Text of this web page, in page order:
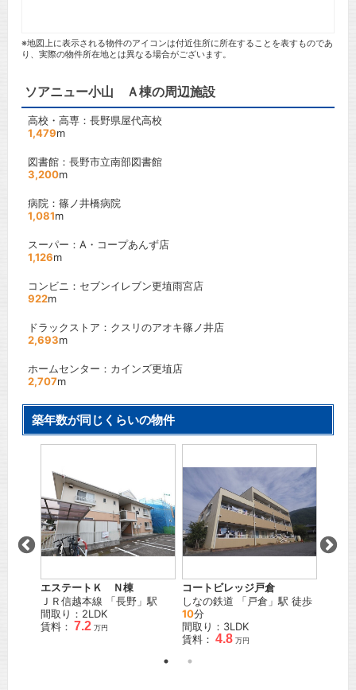
※地図上に表示される物件のアイコンは付近住所に所在することを表すものであ
り、実際の物件所在地とは異なる場合がございます。
ソアニュー小山 Ａ棟の周辺施設
高校・高専：長野県屋代高校
1,479m
図書館：長野市立南部図書館
3,200m
病院：篠ノ井橋病院
1,081m
スーパー：A・コープあんず店
1,126m
コンビニ：セブンイレブン更埴雨宮店
922m
ドラックストア：クスリのアオキ篠ノ井店
2,693m
ホームセンター：カインズ更埴店
2,707m
築年数が同じくらいの物件
エステートＫ Ｎ棟
ＪＲ信越本線 「長野 」駅
間取り：2LDK
賃料： 7.2 万円
コートビレッジ戸倉
しなの鉄道 「戸倉 」駅 徒歩
10分
間取り：3LDK
賃料： 4.8 万円